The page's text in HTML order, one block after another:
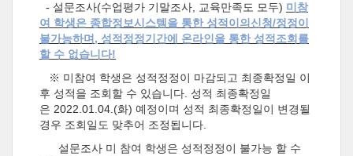
- 설문조사(수업평가 기말조사, 교육만족도 모두) 미참
여 학생은 종합정보시스템을 통한 성적이의신청/정정이
불가능하며 , 성적정정기간에 온라인을 통한 성적조회를
할 수 없습니다!
※ 미참여 학생은 성적정정이 마감되고 최종확정일 이
후 성적을 조회할 수 있습니다. 성적 최종확정일
은 2022.01.04.(화) 예정이며 성적 최종확정일이 변경될
경우 조회일도 맞추어 조정됩니다.
설문조사 미 참여 학생은 성적정정이 불가능 할 수